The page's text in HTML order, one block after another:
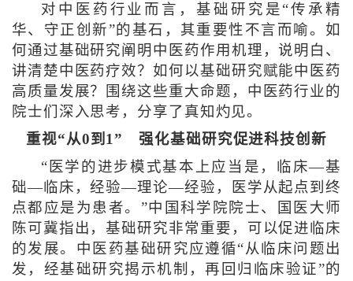
对中医药行业而言，基础研究是“传承精
华、守正创新”的基石，其重要性不言而喻。如
何通过基础研究阐明中医药作用机理，说明白、
讲清楚中医药疗效？如何以基础研究赋能中医药
高质量发展？围绕这些重大命题，中医药行业的
院士们深入思考，分享了真知灼见。
重视“从0到1” 强化基础研究促进科技创新
“医学的进步模式基本上应当是，临床—基
础—临床，经验—理论—经验，医学从起点到终
点都应是为患者。”中国科学院院士、国医大师
陈可冀指出，基础研究非常重要，可以促进临床
的发展。中医药基础研究应遵循“从临床问题出
发，经基础研究揭示机制，再回归临床验证”的